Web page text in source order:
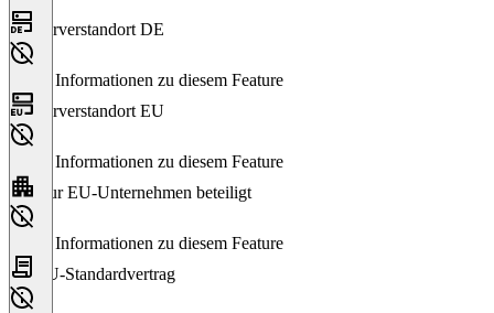
Serverstandort DE
Keine Informationen zu diesem Feature
Serverstandort EU
Keine Informationen zu diesem Feature
Nur EU-Unternehmen beteiligt
Keine Informationen zu diesem Feature
EU-Standardvertrag